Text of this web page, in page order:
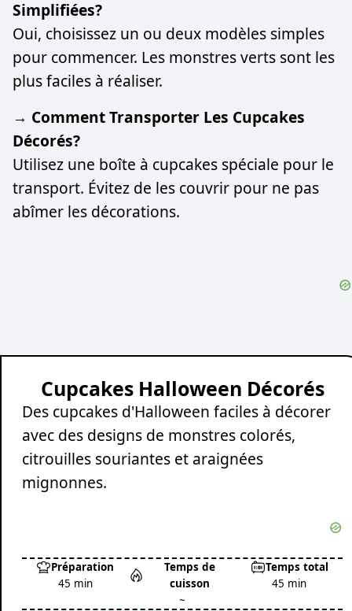
Simplifiées?
Oui, choisissez un ou deux modèles simples
pour commencer. Les monstres verts sont les
plus faciles à réaliser.
→ Comment Transporter Les Cupcakes
Décorés?
Utilisez une boîte à cupcakes spéciale pour le
transport. Évitez de les couvrir pour ne pas
abîmer les décorations.
Cupcakes Halloween Décorés
Des cupcakes d'Halloween faciles à décorer
avec des designs de monstres colorés,
citrouilles souriantes et araignées
mignonnes.
Préparation
45 min
Temps de
cuisson
~
Temps total
45 min